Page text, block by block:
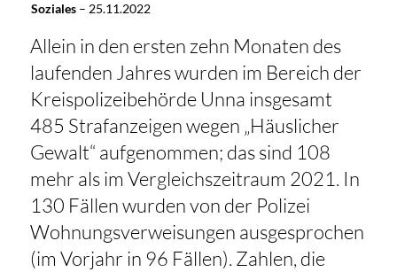
Soziales– 25.11.2022
Allein in den ersten zehn Monaten des
laufenden Jahres wurden im Bereich der
Kreispolizeibehörde Unna insgesamt
485 Strafanzeigen wegen „Häuslicher
Gewalt“ aufgenommen; das sind 108
mehr als im Vergleichszeitraum 2021. In
130 Fällen wurden von der Polizei
Wohnungsverweisungen ausgesprochen
(im Vorjahr in 96 Fällen). Zahlen, die